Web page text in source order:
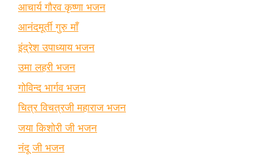
आचार्य गौरव कृष्णा भजन
आनंदमूर्ती गुरु माँ
इंद्रेश उपाध्याय भजन
उमा लहरी भजन
गोविन्द भार्गव भजन
चित्र विचत्रजी महाराज भजन
जया किशोरी जी भजन
नंदू जी भजन